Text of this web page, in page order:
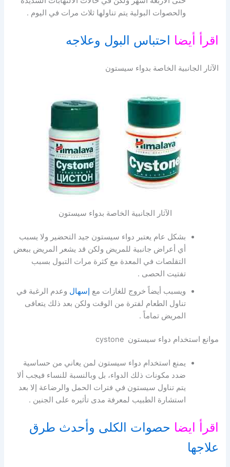
والحصوات البولية يتم تناولها ثلاث مرات في اليوم .
اقرأ أيضا احتباس البول وعلاجه
الآثار الجانبية الخاصة بدواء سيستون
الآثار الجانبية الخاصة بدواء سيستون
بشكل عام يعتبر دواء سيستون جيد التحضير ولا يسبب
أي أعراض جانبية للمريض ولكن قد يشعر المريض ببعض
التقلصات في المعدة مع كثرة مرات التبول بسبب
تفتيت الحصى .
ويسبب أيضاً خروج للغازات مع إسهال وعدم الرغبة في
تناول الطعام لفترة من الوقت ولكن بعد ذلك يتعافى
المريض تماماً .
موانع استخدام دواء سيستون cystone
يمنع استخدام دواء سيستون لمن يعاني من حساسية
ضدد مكونات ذلك الدواء، بل وبالنسبة للنساء فيجب ألا
يتم تناول سيستون في فترات الحمل والرضاعة إلا بعد
استشارة الطبيب لمعرفة مدى تأثيره على الجنين .
اقرأ ايضا حصوات الكلى وأحدث طرق
علاجها